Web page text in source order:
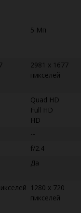
5 Мп
2981 x 1677
пикселей
Quad HD
Full HD
HD
--
f/2.4
Да
1280 x 720
пикселей